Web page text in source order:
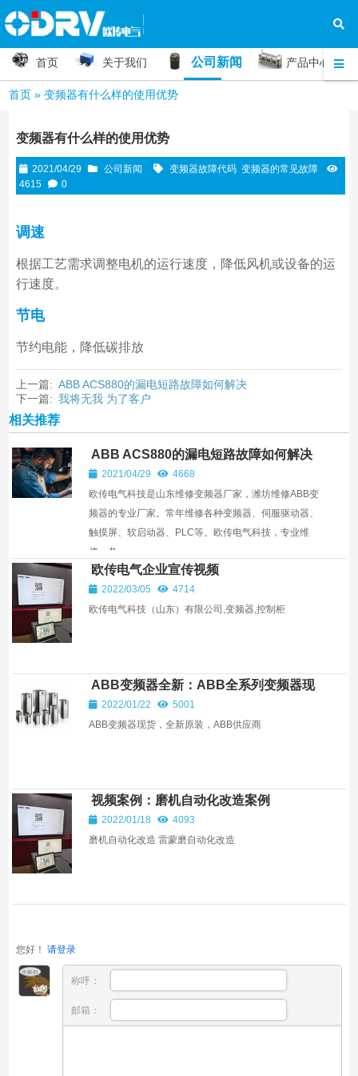
首页 关于我们 公司新闻 产品中心
首页 »变频器有什么样的使用优势
变频器有什么样的使用优势
2021/04/29 公司新闻 变频器故障代码 变频器的常见故障
4615
0
调速
根据工艺需求调整电机的运行速度，降低风机或设备的运
行速度。
节电
节约电能，降低碳排放
上一篇: ABB ACS880的漏电短路故障如何解决
下一篇: 我将无我 为了客户
相关推荐
ABB ACS880的漏电短路故障如何解决
2021/04/29
4668
欧传电气科技是山东维修变频器厂家，潍坊维修ABB变
频器的专业厂家。常年维修各种变频器、伺服驱动器、
触摸屏、软启动器、PLC等。欧传电气科技，专业维
修。各...
欧传电气企业宣传视频
2022/03/05
4714
欧传电气科技（山东）有限公司,变频器,控制柜
ABB变频器全新：ABB全系列变频器现
货供应，全新原装正品，提供
ACS880,ACS550等变频器
2022/01/22
5001
ABB变频器现货，全新原装，ABB供应商
视频案例：磨机自动化改造案例
2022/01/18
4093
磨机自动化改造 雷蒙磨自动化改造
您好！ 请登录
称呼：
邮箱：